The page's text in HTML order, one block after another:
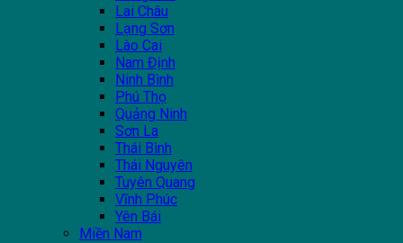
Lai Châu
Lạng Sơn
Lào Cai
Nam Định
Ninh Bình
Phú Thọ
Quảng Ninh
Sơn La
Thái Bình
Thái Nguyên
Tuyên Quang
Vĩnh Phúc
Yên Bái
Miền Nam